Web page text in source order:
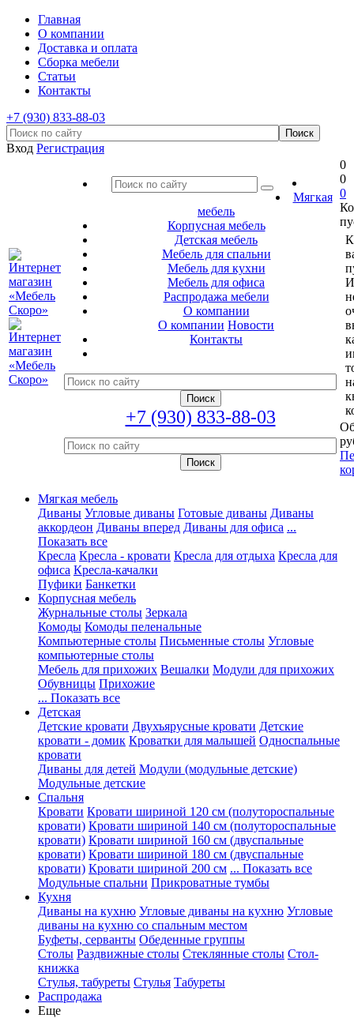
Главная
О компании
Доставка и оплата
Сборка мебели
Статьи
Контакты
+7 (930) 833-88-03
Вход Регистрация
Мягкая
мебель
Корпусная мебель
Детская мебель
Мебель для спальни
Мебель для кухни
Мебель для офиса
Распродажа мебели
О компании
О компании Новости
Контакты
+7 (930) 833-88-03
0
0
0
Мягкая мебель
Диваны Угловые диваны Готовые диваны Диваны
аккордеон Диваны вперед Диваны для офиса ...
Показать все
Кресла Кресла - кровати Кресла для отдыха Кресла для
офиса Кресла-качалки
Пуфики Банкетки
Корпусная мебель
Журнальные столы Зеркала
Комоды Комоды пеленальные
Компьютерные столы Письменные столы Угловые
компьютерные столы
Мебель для прихожих Вешалки Модули для прихожих
Обувницы Прихожие
... Показать все
Детская
Детские кровати Двухъярусные кровати Детские
кровати - домик Кроватки для малышей Односпальные
кровати
Диваны для детей Модули (модульные детские)
Модульные детские
Спальня
Кровати Кровати шириной 120 см (полутороспальные
кровати) Кровати шириной 140 см (полутороспальные
кровати) Кровати шириной 160 см (двуспальные
кровати) Кровати шириной 180 см (двуспальные
кровати) Кровати шириной 200 см ... Показать все
Модульные спальни Прикроватные тумбы
Кухня
Диваны на кухню Угловые диваны на кухню Угловые
диваны на кухню со спальным местом
Буфеты, серванты Обеденные группы
Столы Раздвижные столы Стеклянные столы Стол-
книжка
Стулья, табуреты Стулья Табуреты
Распродажа
Еще